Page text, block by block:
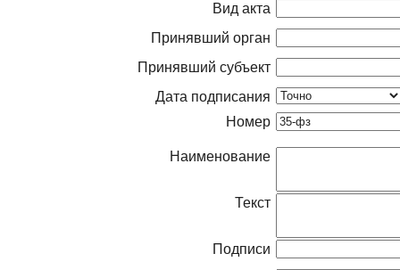
Вид акта
Принявший орган
Принявший субъект
Дата подписания
Номер
Наименование
Текст
Подписи